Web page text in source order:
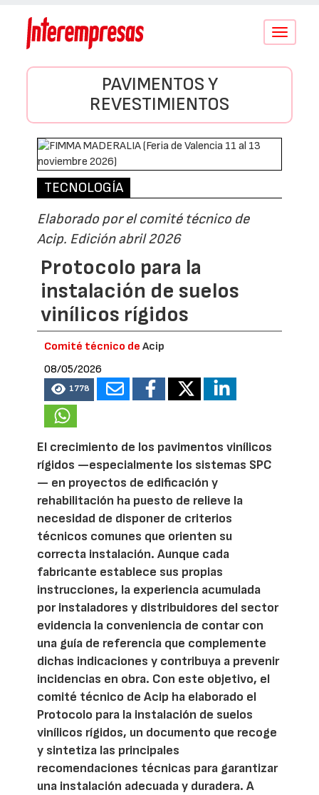
Conmutar
PAVIMENTOS Y
REVESTIMIENTOS
TECNOLOGÍA
Elaborado por el comité técnico de
Acip. Edición abril 2026
Protocolo para la
instalación de suelos
vinílicos rígidos
Comité técnico deAcip
08/05/2026
1778
El crecimiento de los pavimentos vinílicos
rígidos —especialmente los sistemas SPC
— en proyectos de edificación y
rehabilitación ha puesto de relieve la
necesidad de disponer de criterios
técnicos comunes que orienten su
correcta instalación. Aunque cada
fabricante establece sus propias
instrucciones, la experiencia acumulada
por instaladores y distribuidores del sector
evidencia la conveniencia de contar con
una guía de referencia que complemente
dichas indicaciones y contribuya a prevenir
incidencias en obra. Con este objetivo, el
comité técnico de Acip ha elaborado el
Protocolo para la instalación de suelos
vinílicos rígidos, un documento que recoge
y sintetiza las principales
recomendaciones técnicas para garantizar
una instalación adecuada y duradera. A